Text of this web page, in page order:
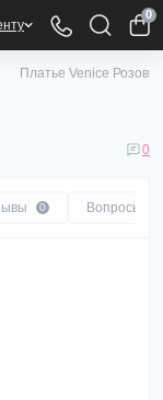
0
Платье Venice
0
0 Вопросы